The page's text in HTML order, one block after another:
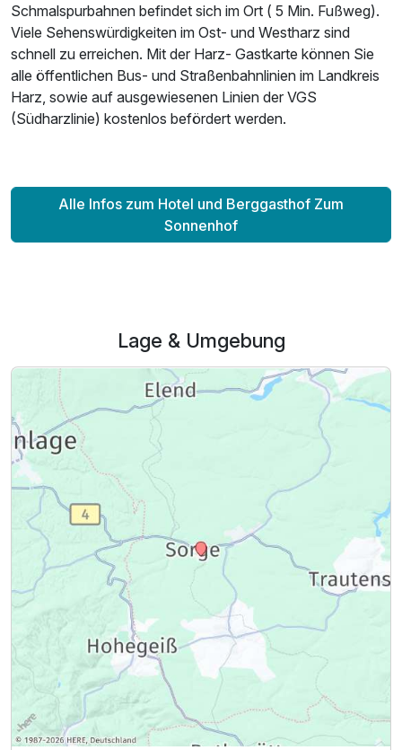
Schmalspurbahnen befindet sich im Ort ( 5 Min. Fußweg).
Viele Sehenswürdigkeiten im Ost- und Westharz sind
schnell zu erreichen. Mit der Harz- Gastkarte können Sie
alle öffentlichen Bus- und Straßenbahnlinien im Landkreis
Harz, sowie auf ausgewiesenen Linien der VGS
(Südharzlinie) kostenlos befördert werden.
Alle Infos zum Hotel und Berggasthof Zum
Sonnenhof
Lage & Umgebung